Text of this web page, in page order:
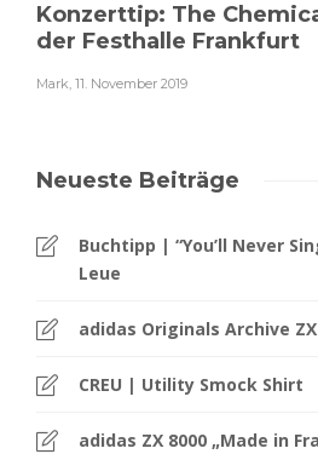
Konzerttip: The
der Festhalle Frankfurt
Mark, 11. November 2019
Neueste Beiträge
Buchtipp | “You’ll Never
Leue
adidas Originals Archive
CREU | Utility Smock Shirt
adidas ZX 8000 „Made in